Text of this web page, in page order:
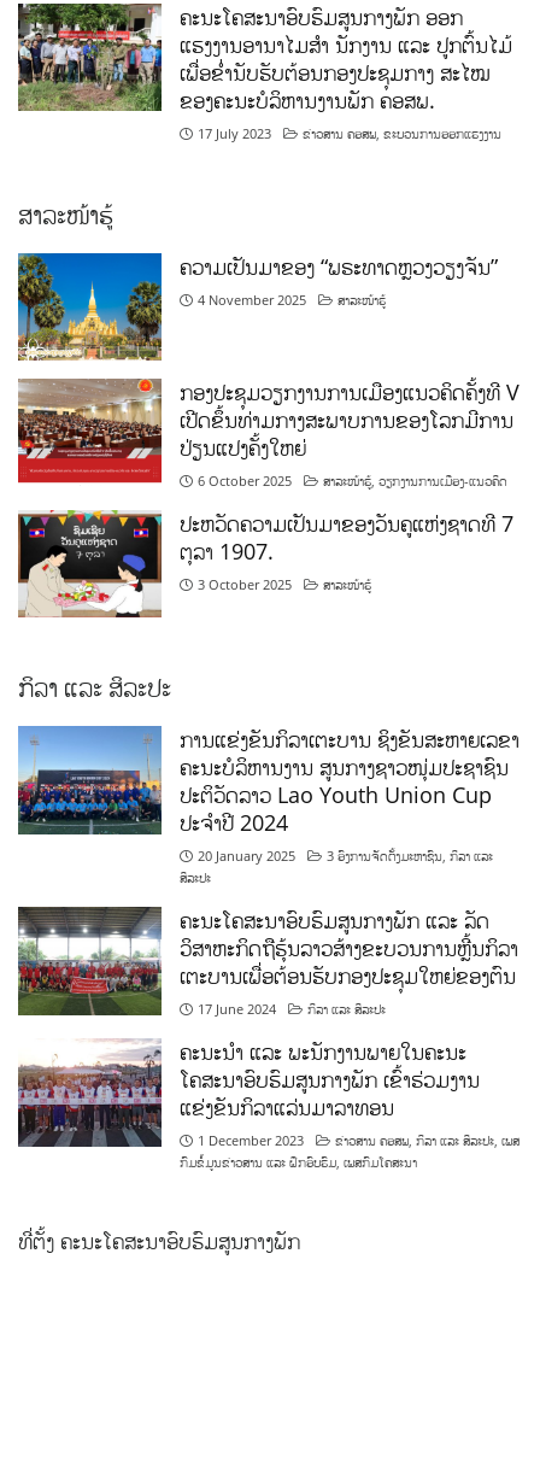
ຄະນະໂຄສະນາອົບຮົມສູນກາງພັກ ອອກ
ແຮງງານອານາໄມສໍາ ນັກງານ ແລະ ປູກຕົ້ນໄມ້
ເພື່ອຂໍ່ານັບຮັບຕ້ອນກອງປະຊຸມກາງ ສະໄໝ
ຂອງຄະນະບໍລິຫານງານພັກ ຄອສພ.
17 July 2023 ຂ່າວສານ ຄອສພ ,ຂະບວນການອອກແຮງງານ
ສາລະໜ້າຮູ້
ຄວາມເປັນມາຂອງ “ພຣະທາດຫຼວງວຽງຈັນ”
4 November 2025 ສາລະໜ້າຮູ້
ກອງປະຊຸມວຽກງານການເມືອງແນວຄິດຄັ້ງທີ V
ເປີດຂຶ້ນທ່າມກາງສະພາບການຂອງໂລກມີການ
ປ່ຽນແປງຄັ້ງໃຫຍ່
6 October 2025 ສາລະໜ້າຮູ້,ວຽກງານການເມືອງ-ແນວຄິດ
ປະຫວັດຄວາມເປັນມາຂອງວັນຄູແຫ່ງຊາດທີ 7
ຕຸລາ 1907.
3 October 2025 ສາລະໜ້າຮູ້
ກິລາ ແລະ ສິລະປະ
ການແຂ່ງຂັນກິລາເຕະບານ ຊິງຂັນສະຫາຍເລຂາ
ຄະນະບໍລິຫານງານ ສູນກາງຊາວໜຸ່ມປະຊາຊົນ
ປະຕິວັດລາວ Lao Youth Union Cup
ປະຈຳປີ 2024
20 January 2025 3 ອົງການຈັດຕັ້ງມະຫາຊົນ,ກິລາ ແລະ
ສິລະປະ
ຄະນະໂຄສະນາອົບຮົມສູນກາງພັກ ແລະ ລັດ
ວິສາຫະກິດຖືຮຸ້ນລາວສ້າງຂະບວນການຫຼີ້ນກິລາ
ເຕະບານເພື່ອຕ້ອນຮັບກອງປະຊຸມໃຫຍ່ຂອງຕົນ
17 June 2024 ກິລາ ແລະ ສິລະປະ
ຄະນະນຳ ແລະ ພະນັກງານພາຍໃນຄະນະ
ໂຄສະນາອົບຮົມສູນກາງພັກ ເຂົ້າຮ່ວມງານ
ແຂ່ງຂັນກິລາແລ່ນມາລາທອນ
1 December 2023 ຂ່າວສານ ຄອສພ,ກິລາ ແລະ ສິລະປະ,ເພສ
ກົມຂໍ້ມູນຂ່າວສານ ແລະ ຝຶກອົບຮົມ,ເພສກົມໂຄສະນາ
ທີ່ຕັ້ງ ຄະນະໂຄສະນາອົບຮົມສູນກາງພັກ